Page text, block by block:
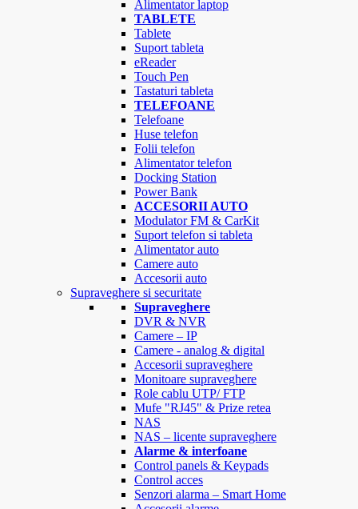
Alimentator laptop
TABLETE
Tablete
Suport tableta
eReader
Touch Pen
Tastaturi tableta
TELEFOANE
Telefoane
Huse telefon
Folii telefon
Alimentator telefon
Docking Station
Power Bank
ACCESORII AUTO
Modulator FM & CarKit
Suport telefon si tableta
Alimentator auto
Camere auto
Accesorii auto
Supraveghere si securitate
Supraveghere
DVR & NVR
Camere – IP
Camere - analog & digital
Accesorii supraveghere
Monitoare supraveghere
Role cablu UTP/ FTP
Mufe "RJ45" & Prize retea
NAS
NAS – licente supraveghere
Alarme & interfoane
Control panels & Keypads
Control acces
Senzori alarma – Smart Home